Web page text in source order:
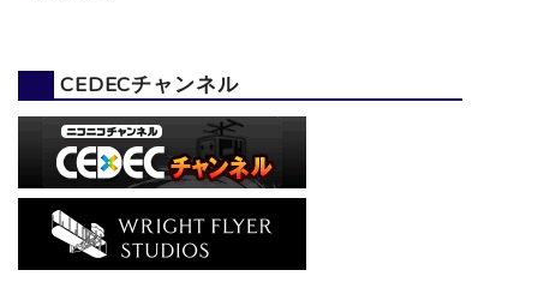
CEDECチャンネル